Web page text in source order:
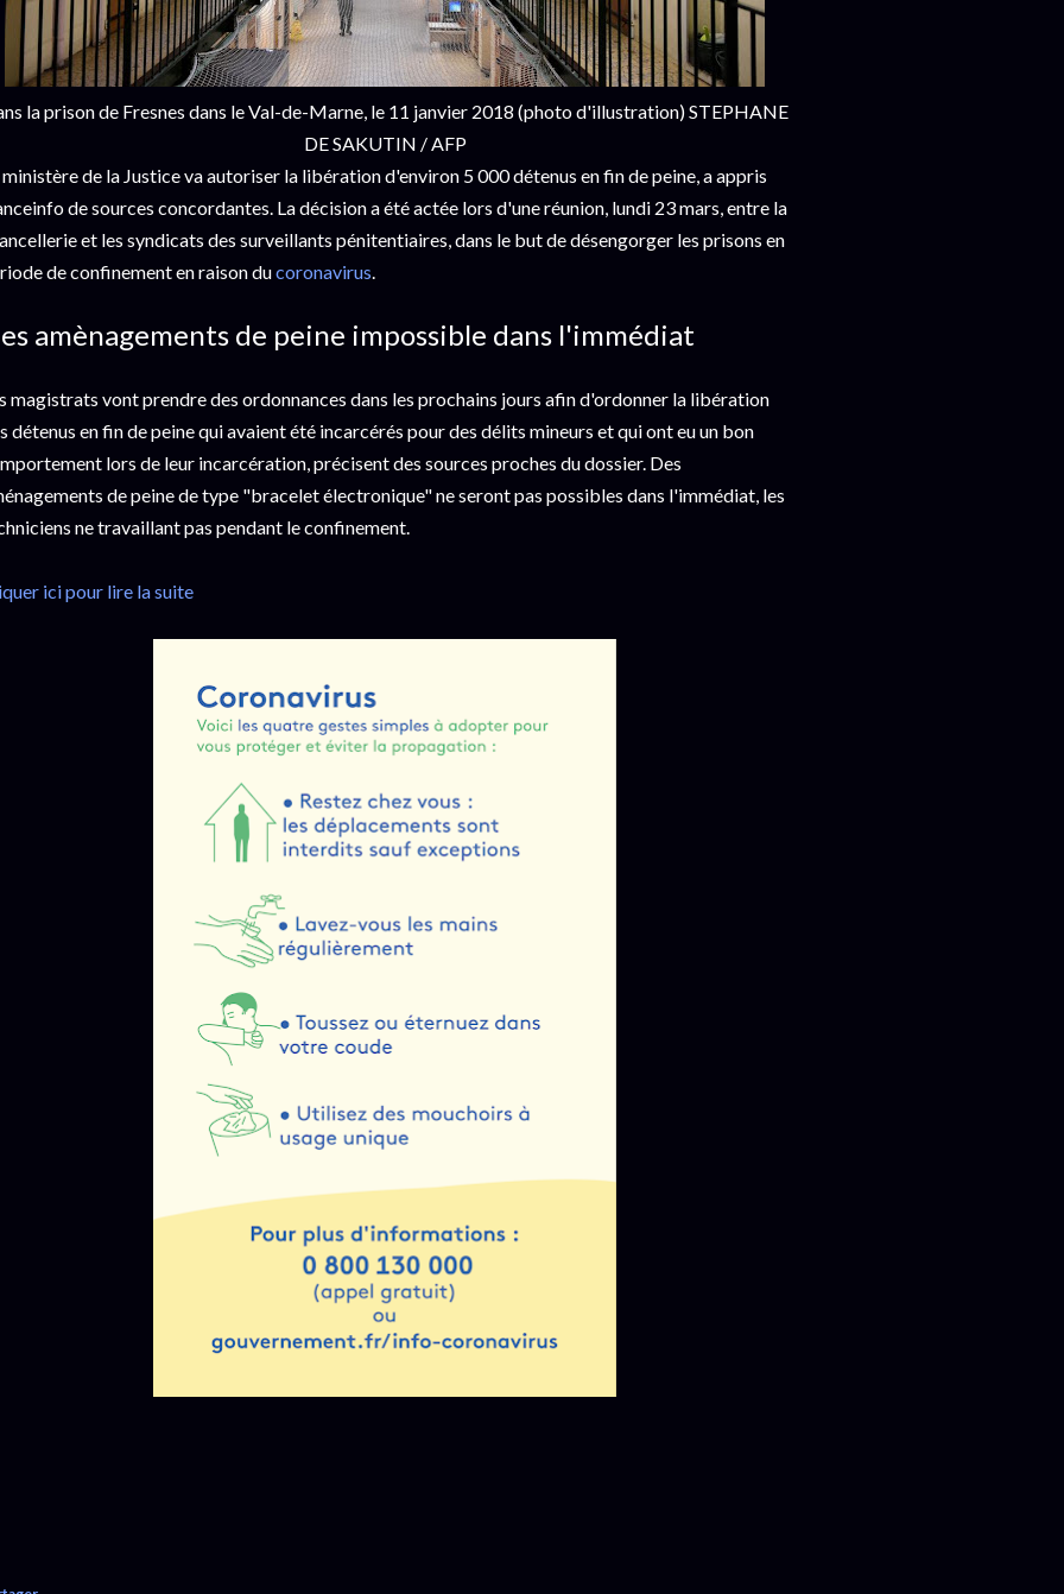
la prison de Fresnes dans le Val-de-Marne, le 11 janvier 2018 (photo d'illustration) STEPHANE
DE SAKUTIN / AFP
ministère de la Justice va autoriser la libération d'environ 5 000 détenus en fin de peine, a appris
de sources concordantes. La décision a été actée lors d'une réunion, lundi 23 mars, entre la
et les syndicats des surveillants pénitentiaires, dans le but de désengorger les prisons en
de confinement en raison ducoronavirus.
amènagements de peine impossible dans l'immédiat
magistrats vont prendre des ordonnances dans les prochains jours afin d'ordonner la libération
détenus en fin de peine qui avaient été incarcérés pour des délits mineurs et qui ont eu un bon
lors de leur incarcération, précisent des sources proches du dossier. Des
de peine de type "bracelet électronique" ne seront pas possibles dans l'immédiat, les
ne travaillant pas pendant le confinement.
ici pour lire la suite